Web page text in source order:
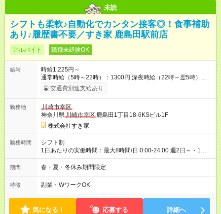
未読
シフトも柔軟♪自動化でカンタン接客◎！食事補助
あり♪履歴書不要／すき家 鹿島田駅前店
アルバイト 職種未経験OK
給与
時給1,225円～
通常時給（5時～22時）：1300円 深夜時給（22時～翌5時）：
1625円 高校生時給：1225円 【特別手当】早朝手当（5：00-9：
00）時給+150円 【試用期間】試用期間あり 試用期間の長さ：1
30日（※条件変更なし）ですが、切り上げで一ヶ月とさせてい
ただきます。 研修制度あり：15時間(研修中も同時給）
交通費別途支給あり
勤務地
川崎市幸区
神奈川県川崎市幸区 鹿島田1丁目18-6KSビル1F
株式会社すき家
勤務時間
シフト制
1日あたりの実働時間：最大8時間/日 0:00-24:00 週2日～・1日
2h～OK ＜シフト例＞ 〇朝帯 5:00-9:00 〇昼帯 9:00-14:00 〇午
後帯 14:00-18:00 〇夜帯 18:00-22:00 〇深夜帯 22:00-翌5:00 基
ます♪
期間 春・夏・冬休み期間限定
特徴 副業・WワークOK
気になる！ 応募する 詳細へ